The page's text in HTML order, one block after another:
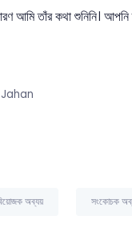
আমি তাঁর কথা শুনিনি।
অব্যয় সংকোচক